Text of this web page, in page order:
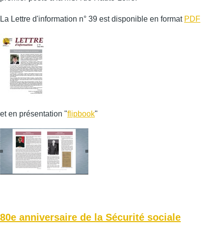
La Lettre d'information n° 39 est disponible en format PDF
et en présentation "flipbook"
80e anniversaire de la Sécurité sociale